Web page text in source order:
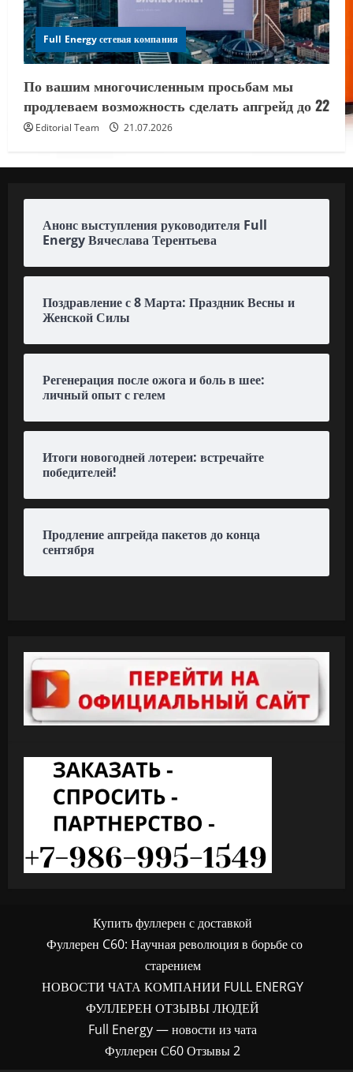
Full Energy сетевая компания
По вашим многочисленным просьбам мы
продлеваем возможность сделать апгрейд до 22
Editorial Team 21.07.2026
Анонс выступления руководителя Full
Energy Вячеслава Терентьева
Поздравление с 8 Марта: Праздник Весны и
Женской Силы
Регенерация после ожога и боль в шее:
личный опыт с гелем
Итоги новогодней лотереи: встречайте
победителей!
Продление апгрейда пакетов до конца
сентября
Купить фуллерен с доставкой
Фуллерен C60: Научная революция в борьбе со
старением
НОВОСТИ ЧАТА КОМПАНИИ FULL ENERGY
ФУЛЛЕРЕН ОТЗЫВЫ ЛЮДЕЙ
Full Energy — новости из чата
Фуллерен С60 Отзывы 2